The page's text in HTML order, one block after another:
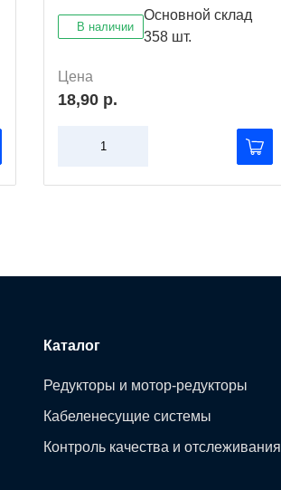
В наличии
Основной склад
358 шт.
Цена
18,90 р.
Каталог
Редукторы и мотор-редукторы
Кабеленесущие системы
Контроль качества и отслеживания